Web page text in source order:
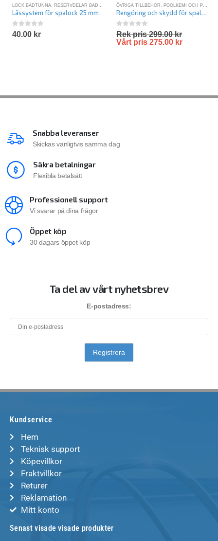
LOCK BADTUNNA, RESERVDELAR BADTUNNA
Låssystem för spalock 25 mm
0out of 5
40.00 kr
ÖVRIGA TILLBEHÖR , POOLKEMI OCH POOLVÅRD
Rengöring och skydd för spalock
0out of 5
Rek pris299.00kr
Vårt pris 275.00 kr
Snabba leveranser
Skickas vanligtvis samma dag
Säkra betalningar
Flexibla betalsätt
Professionell support
Vi svarar på dina frågor
Öppet köp
30 dagars öppet köp
Ta del av vårt nyhetsbrev
E-postadress:
Kundservice
Hem
Teknisk support
Köpevillkor
Fraktvillkor
Returer
Reklamation
Mitt konto
Senast visade visade produkter